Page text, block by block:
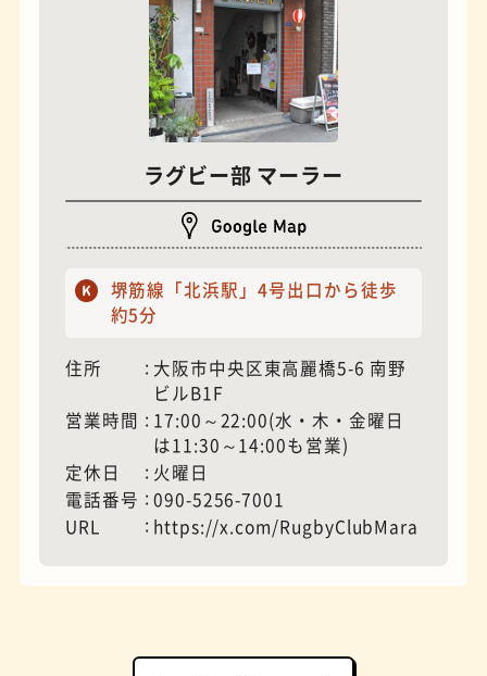
フィギュアショップ
欧風カレー ホテル
ラグビー部 マーラー
堺筋線「北浜駅」4号出口から徒歩
約5分
住所
大阪市中央区東高麗橋5-6 南野
ビルB1F
営業時間
17:00～22:00(水・木・金曜日
は11:30～14:00も営業)
定休日
火曜日
電話番号
090-5256-7001
URL
https://x.com/RugbyClubMara